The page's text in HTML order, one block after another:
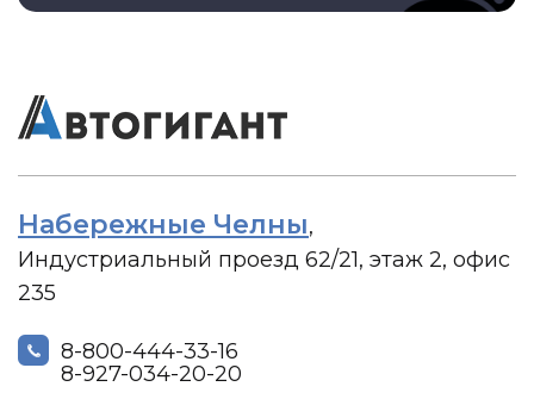
Набережные Челны,
Индустриальный проезд 62/21, этаж 2, офис
235
8-800-444-33-16
8-927-034-20-20